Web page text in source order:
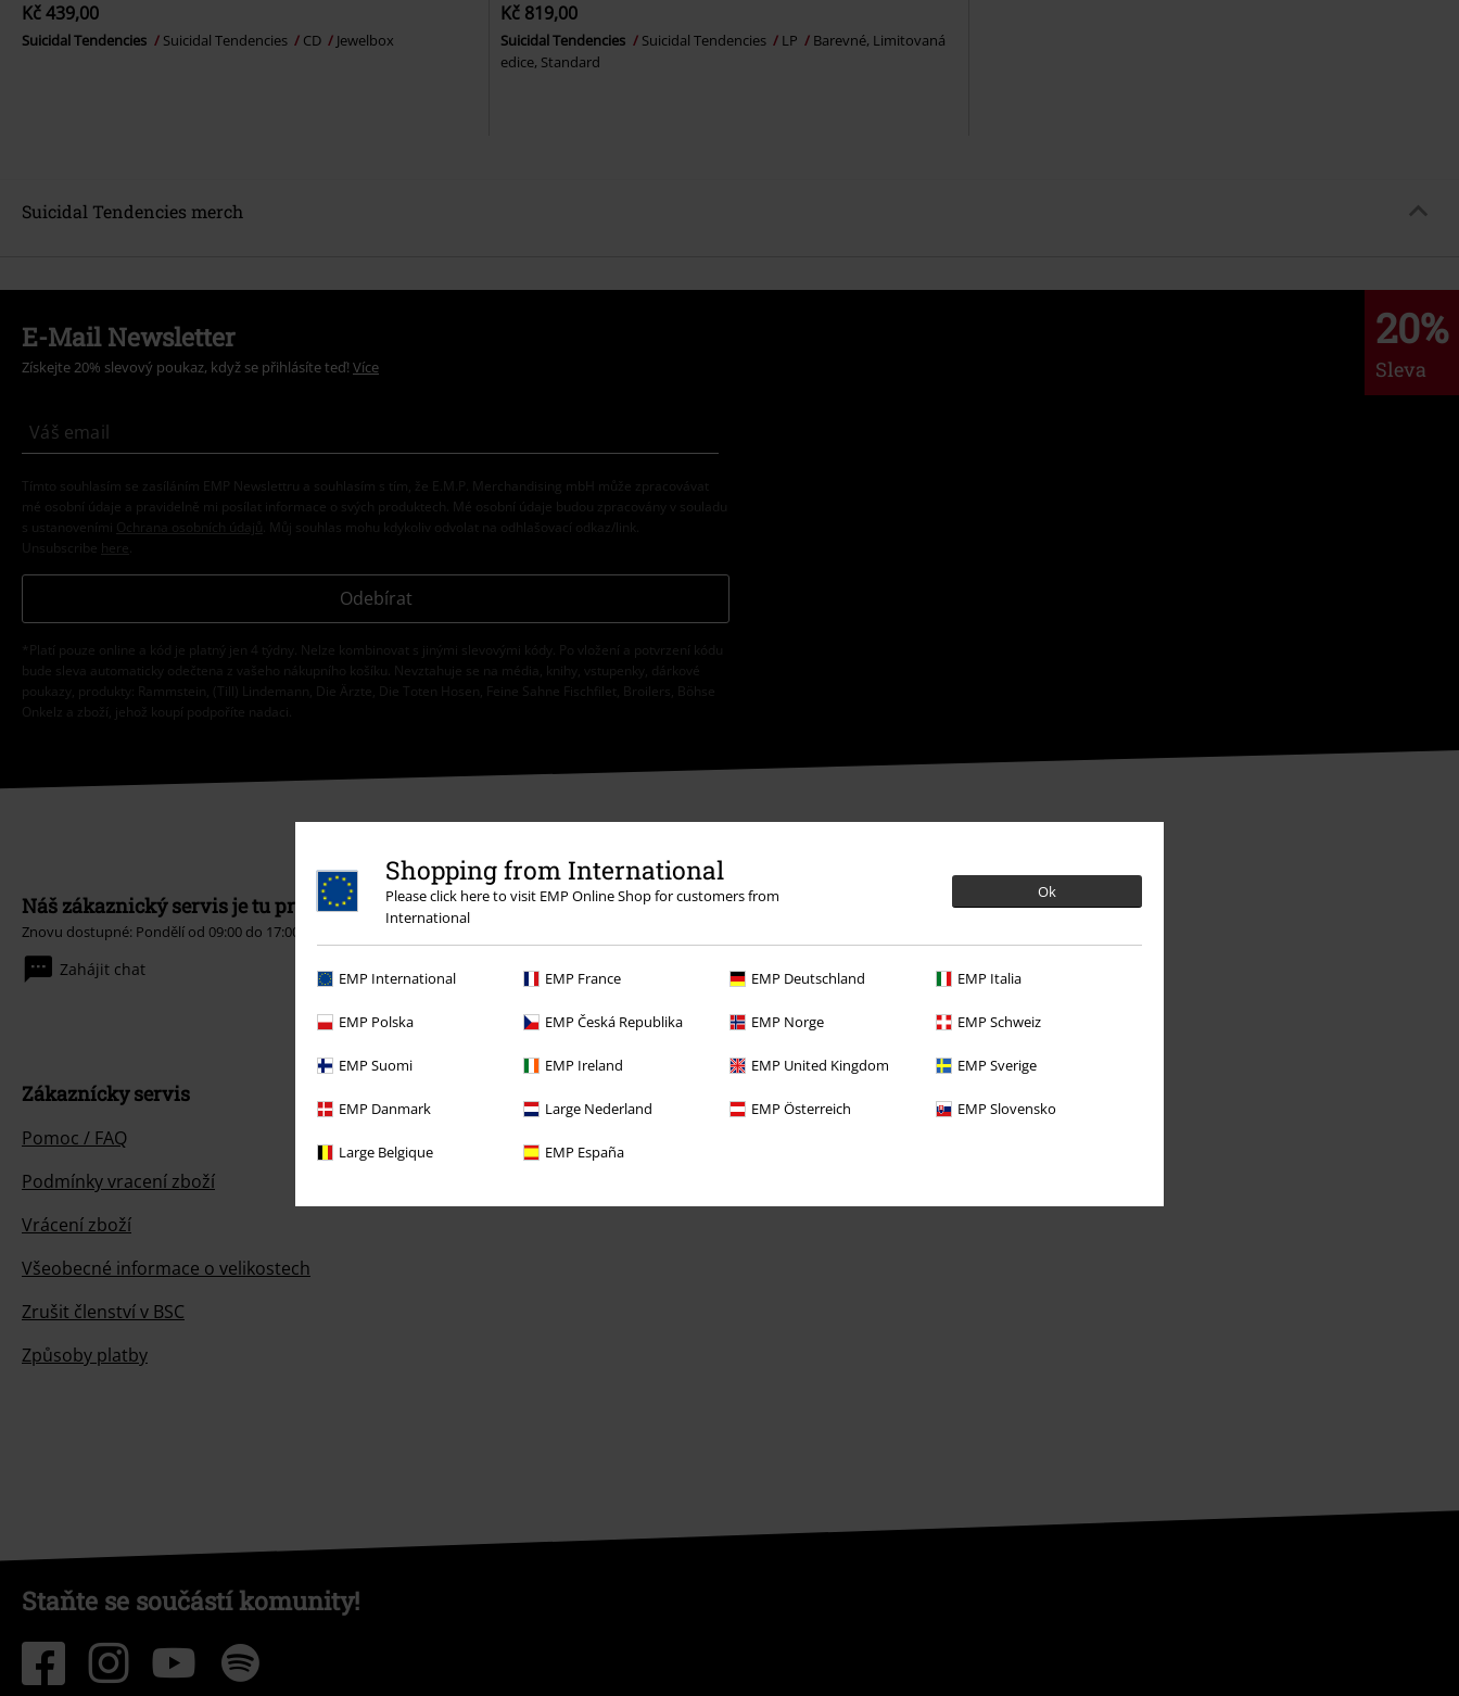
Shopping from International
Please click here to visit EMP Online Shop for customers from
International
Ok
EMP International EMP France EMP Deutschland EMP Italia
EMP Polska EMP Česká Republika EMP Norge EMP Schweiz
EMP Suomi EMP Ireland EMP United Kingdom EMP Sverige
EMP Danmark Large Nederland EMP Österreich EMP Slovensko
Large Belgique EMP España
Kč 439,00
Suicidal Tendencies Suicidal Tendencies CD Jewelbox
Kč 819,00
Suicidal Tendencies Suicidal Tendencies LP
Barevné, Limitovaná
edice, Standard
Suicidal Tendencies merch
20%
Sleva
E-Mail Newsletter
Získejte 20% slevový poukaz, když se přihlásíte teď! Více
Tímto souhlasím se zasíláním EMP Newslettru a souhlasím s tím, že E.M.P. Merchandising mbH může zpracovávat
mé osobní údaje a pravidelně mi posílat informace o svých produktech. Mé osobní údaje budou zpracovány v souladu
s ustanoveními
Ochrana osobních údajů . Můj souhlas mohu kdykoliv odvolat na odhlašovací odkaz/link.
Unsubscribe here
Odebírat
*Platí pouze online a kód je platný jen 4 týdny. Nelze kombinovat s jinými slevovými kódy. Po vložení a potvrzení kódu
bude sleva automaticky odečtena z vašeho nákupního košíku. Nevztahuje se na média, knihy, vstupenky, dárkové
poukazy, produkty: Rammstein, (Till) Lindemann, Die Ärzte, Die Toten Hosen, Feine Sahne Fischfilet, Broilers, Böhse
Onkelz a zboží, jehož koupí podpoříte nadaci.
Náš zákaznický servis je tu pro vás
Znovu dostupné: Pondělí od 09:00 do 17:00.
Zahájit chat
Zákaznícky servis
Pomoc / FAQ
Podmínky vracení zboží
Vrácení zboží
Všeobecné informace o velikostech
Zrušit členství v BSC
Způsoby platby
Staňte se součástí komunity!